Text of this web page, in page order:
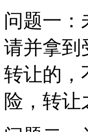
问题一：
请并拿到
转让的，
险，转